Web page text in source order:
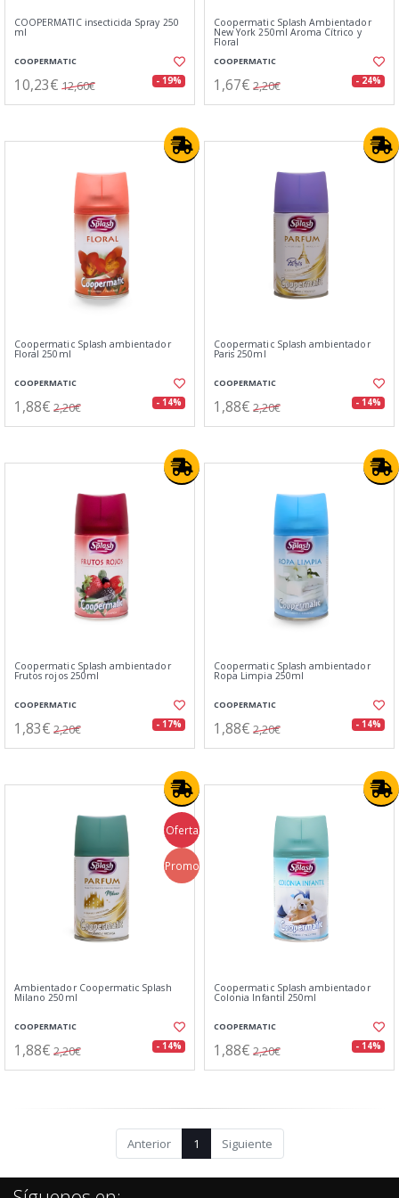
COOPERMATIC insecticida Spray 250
ml
COOPERMATIC
10,23€ 12,60€ - 19%
Coopermatic Splash Ambientador
New York 250ml Aroma Cítrico y
Floral
COOPERMATIC
1,67€ 2,20€ - 24%
Coopermatic Splash ambientador
Floral 250ml
COOPERMATIC
1,88€ 2,20€ - 14%
Coopermatic Splash ambientador
Paris 250ml
COOPERMATIC
1,88€ 2,20€ - 14%
Coopermatic Splash ambientador
Frutos rojos 250ml
COOPERMATIC
1,83€ 2,20€ - 17%
Coopermatic Splash ambientador
Ropa Limpia 250ml
COOPERMATIC
1,88€ 2,20€ - 14%
Oferta
Promo
Ambientador Coopermatic Splash
Milano 250ml
COOPERMATIC
1,88€ 2,20€ - 14%
Coopermatic Splash ambientador
Colonia Infantil 250ml
COOPERMATIC
1,88€ 2,20€ - 14%
Anterior 1 Siguiente